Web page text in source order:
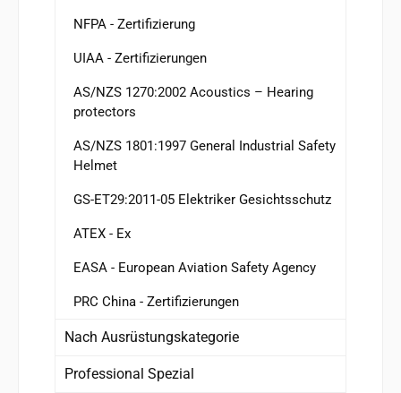
NFPA - Zertifizierung
UIAA - Zertifizierungen
AS/NZS 1270:2002 Acoustics – Hearing
protectors
AS/NZS 1801:1997 General Industrial Safety
Helmet
GS-ET29:2011-05 Elektriker Gesichtsschutz
ATEX - Ex
EASA - European Aviation Safety Agency
PRC China - Zertifizierungen
Nach Ausrüstungskategorie
Professional Spezial